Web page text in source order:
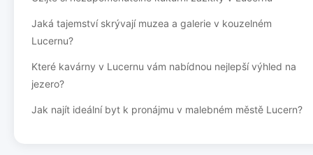
Jaká tajemství skrývají muzea a galerie v kouzelném
Lucernu?
Které kavárny v Lucernu vám nabídnou nejlepší výhled na
jezero?
Jak najít ideální byt k pronájmu v malebném městě Lucern?